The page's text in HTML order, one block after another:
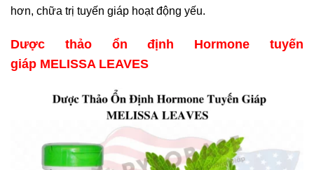
hơn, chữa trị tuyến giáp hoạt động yếu.
Dược thảo ổn định Hormone tuyến
giáp MELISSA LEAVES